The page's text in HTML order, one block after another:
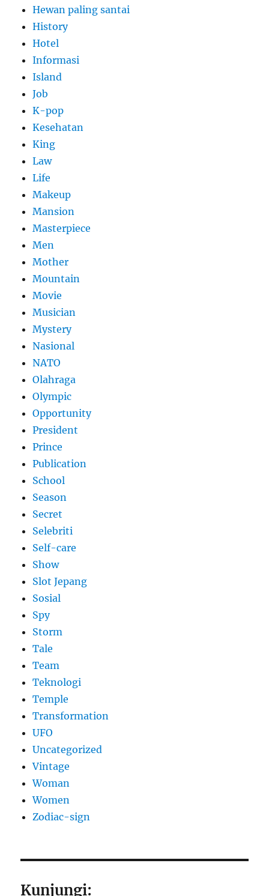
Hewan paling santai
History
Hotel
Informasi
Island
Job
K-pop
Kesehatan
King
Law
Life
Makeup
Mansion
Masterpiece
Men
Mother
Mountain
Movie
Musician
Mystery
Nasional
NATO
Olahraga
Olympic
Opportunity
President
Prince
Publication
School
Season
Secret
Selebriti
Self-care
Show
Slot Jepang
Sosial
Spy
Storm
Tale
Team
Teknologi
Temple
Transformation
UFO
Uncategorized
Vintage
Woman
Women
Zodiac-sign
Kunjungi: